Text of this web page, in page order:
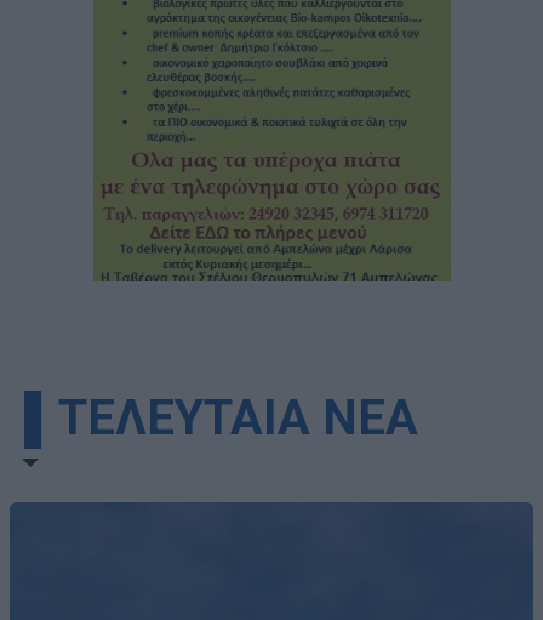
▌ΤΕΛΕΥΤΑΙΑ ΝΕΑ